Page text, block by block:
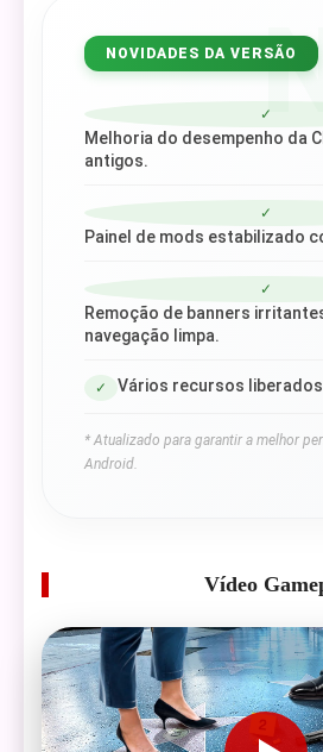
NOVIDADES DA VERSÃO
✓
Melhoria do desempenho da
antigos.
✓
Painel de mods estabilizado
✓
Remoção de banners
navegação limpa.
✓ Vários recursos
* Atualizado para garantir a melhor
Android.
Vídeo